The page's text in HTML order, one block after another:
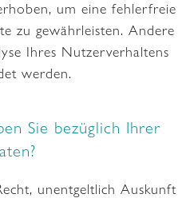
um eine fehlerfreie
zu gewährleisten. Andere
Ihres Nutzerverhaltens
werden.
Sie bezüglich Ihrer
unentgeltlich Auskunft